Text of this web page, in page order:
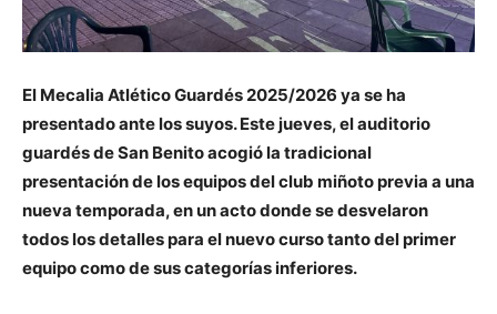
El Mecalia Atlético Guardés 2025/2026 ya se ha
presentado ante los suyos. Este jueves, el auditorio
guardés de San Benito acogió la tradicional
presentación de los equipos del club miñoto previa a una
nueva temporada, en un acto donde se desvelaron
todos los detalles para el nuevo curso tanto del primer
equipo como de sus categorías inferiores.